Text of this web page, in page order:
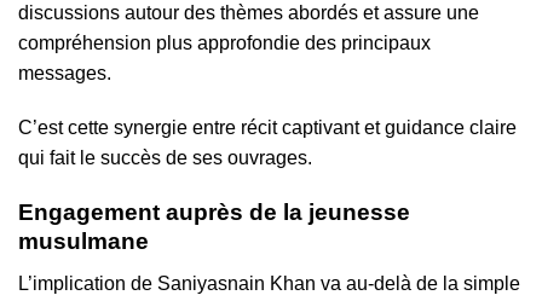
discussions autour des thèmes abordés et assure une
compréhension plus approfondie des principaux
messages.
C’est cette synergie entre récit captivant et guidance claire
qui fait le succès de ses ouvrages.
Engagement auprès de la jeunesse
musulmane
L’implication de Saniyasnain Khan va au-delà de la simple